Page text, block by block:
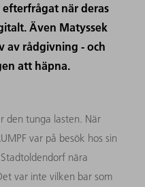
när deras
Även Matyssek
av rådgivning - och
att häpna.
den tunga lasten. När
var på besök hos sin
nära
var inte vilken bar som